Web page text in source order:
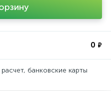
0 ₽
банковские карты